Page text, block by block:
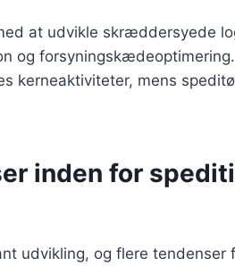
at udvikle skræddersyede
og
kerneaktiviteter, mens
inden for
udvikling, og flere tendenser